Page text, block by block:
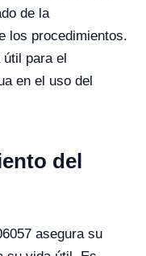
de la
los procedimientos.
para el
en el uso del
del
asegura su